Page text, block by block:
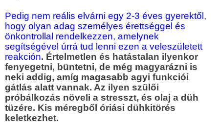
Pedig nem reális elvárni egy 2-3 éves gyerektől,
hogy olyan adag személyes érettséggel és
önkontrollal rendelkezzen, amelynek
segítségével úrrá tud lenni ezen a veleszületett
reakción. Értelmetlen és hatástalan ilyenkor
fenyegetni, büntetni, de még magyarázni is
neki addig, amíg magasabb agyi funkciói
gátlás alatt vannak. Az ilyen szülői
próbálkozás növeli a stresszt, és olaj a düh
tüzére. Kis méregből óriási dühkitörés
keletkezhet.